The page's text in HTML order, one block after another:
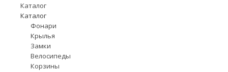
Каталог
Каталог
Фонари
Крылья
Замки
Велосипеды
Корзины